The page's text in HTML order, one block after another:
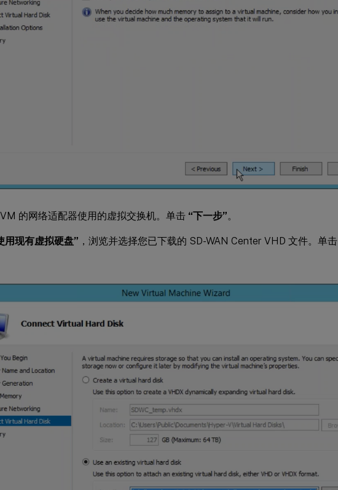
的网络适配器使用的虚拟交换机。单击 “下一步”。
用现有虚拟硬盘” ，浏览并选择您已下载的 SD-WAN Center VHD 文件。单击